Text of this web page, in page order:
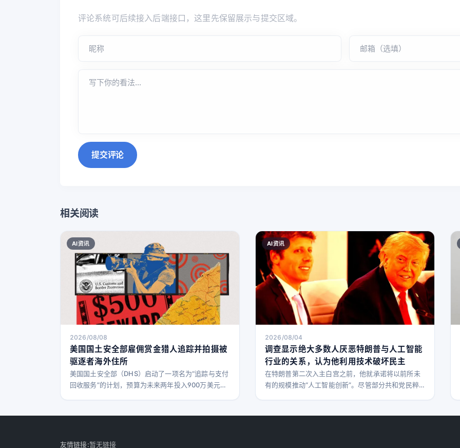
评论系统可后续接入后端接口，这里先保留展示与提交区域。
提交评论
相关阅读
AI资讯
2026/08/08
美国国土安全部雇佣赏金猎人追踪并拍摄被
驱逐者海外住所
美国国土安全部（DHS）启动了一项名为“追踪与支付
回收服务”的计划，预算为未来两年投入900万美元，
政府还会接受其他“相关且可信”的文件。承包商需向
AI资讯
2026/08/04
调查显示绝大多数人厌恶特朗普与人工智能
行业的关系，认为他利用技术破坏民主
在特朗普第二次入主白宫之前，他就承诺将以前所未
有的规模推动“人工智能创新”。尽管部分共和党民粹
友情链接:暂无链接